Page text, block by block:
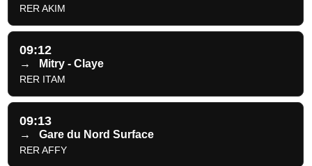
RER AKIM
09:12
→ Mitry - Claye
RER ITAM
09:13
→ Gare du Nord Surface
RER AFFY